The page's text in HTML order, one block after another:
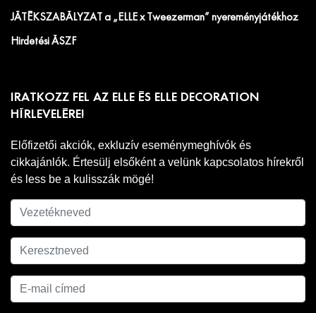
JÁTÉKSZABÁLYZAT a „ELLE x Tweezerman” nyereményjátékhoz
Hirdetési ÁSZF
IRATKOZZ FEL AZ ELLE ÉS ELLE DECORATION
HÍRLEVELÉRE!
Előfizetői akciók, exkluzív eseménymeghívók és
cikkajánlók. Értesülj elsőként a velünk kapcsolatos hírekről
és less be a kulisszák mögé!